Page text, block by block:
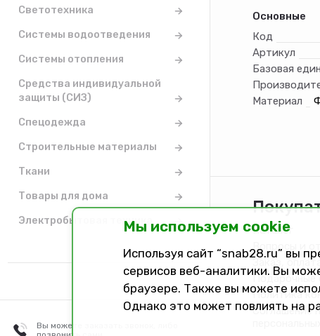
Светотехника
Системы водоотведения
Системы отопления
Средства индивидуальной
защиты (СИЗ)
Спецодежда
Строительные материалы
Ткани
Товары для дома
Электробытовая техника
Вы можете заказать звонок, либо
Основные
Код
Артикул
Базовая
Материал
Каталог
Вопросы и
Заказ,
Подарочные
Политика
Соглашение
Мы используем cookie
Используя сайт “snab28.ru” вы
сервисов веб-аналитики. Вы
браузере. Также вы можете
Однако это может повлиять на